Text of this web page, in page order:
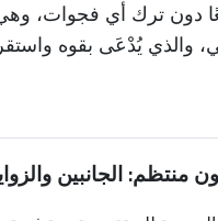
دون ترك أي فجوات، وهي
والذي يُدْعَى بقوه
الجانبين